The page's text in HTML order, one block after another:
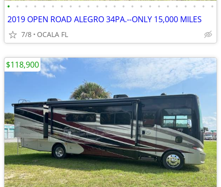
• • • • • • • • • • • • • • • • • • • • • • • •
2019 OPEN ROAD ALEGRO 34PA.--ONLY 15,000 MILES
7/8 OCALA FL
$118,900